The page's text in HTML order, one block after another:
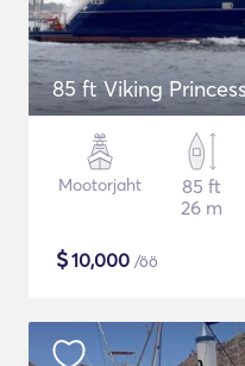
85 ft Viking
Mootorjaht
85 ft
26 m
$10,000 /öö